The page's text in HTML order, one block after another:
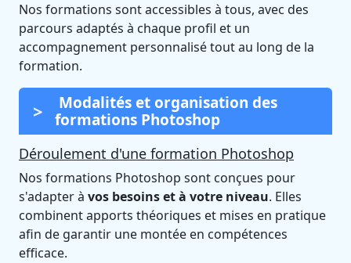
Nos formations sont accessibles à tous, avec des
parcours adaptés à chaque profil et un
accompagnement personnalisé tout au long de la
formation.
Modalités et organisation des
formations Photoshop
Déroulement d'une formation Photoshop
Nos formations Photoshop sont conçues pour
s'adapter à vos besoins et à votre niveau. Elles
combinent apports théoriques et mises en pratique
afin de garantir une montée en compétences
efficace.